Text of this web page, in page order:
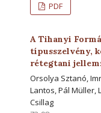
PDF
A Tihanyi
típusszelvény,
rétegtani
Orsolya Sztanó,
Lantos, Pál Müller,
Csillag